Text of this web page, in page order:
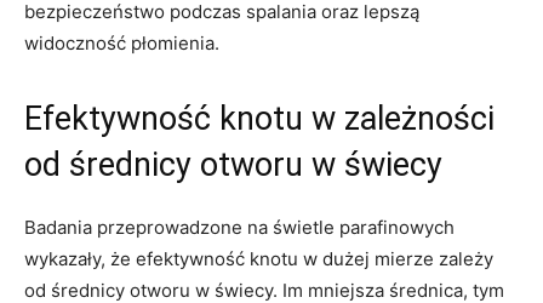
bezpieczeństwo podczas spalania ‍oraz lepszą
widoczność płomienia.
Efektywność ‍knotu w‍ zależności
od ⁣średnicy otworu ⁢w ⁤świecy
Badania ‍przeprowadzone na‍ świetle parafinowych
wykazały, ‌że ‌efektywność ​knotu w dużej‌ mierze zależy
od‌ średnicy ‍otworu w świecy. Im‌ mniejsza⁢ średnica, tym‍